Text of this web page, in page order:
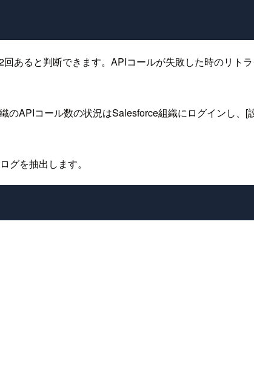
あると判断できます。APIコールが失敗した時のリト
APIコール数の状況はSalesforce組織にログインし、[
を抽出します。